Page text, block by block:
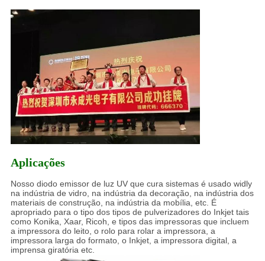
Aplicações
Nosso diodo emissor de luz UV que cura sistemas é usado widly
na indústria de vidro, na indústria da decoração, na indústria dos
materiais de construção, na indústria da mobília, etc. É
apropriado para o tipo dos tipos de pulverizadores do Inkjet tais
como Konika, Xaar, Ricoh, e tipos das impressoras que incluem
a impressora do leito, o rolo para rolar a impressora, a
impressora larga do formato, o Inkjet, a impressora digital, a
imprensa giratória etc.